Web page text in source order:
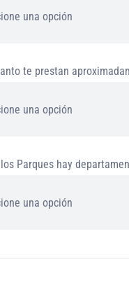
te prestan
Parques hay